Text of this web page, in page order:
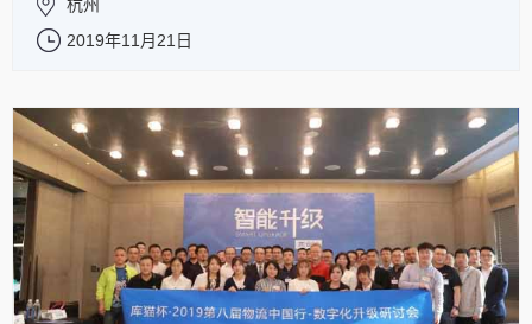
杭州
2019年11月21日